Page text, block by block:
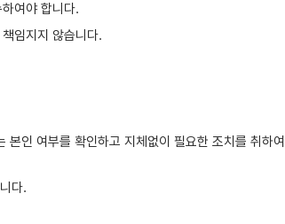
여야 합니다.
임지지 않습니다.
인 여부를 확인하고 지체없이 필요한 조치를 취하여
다.